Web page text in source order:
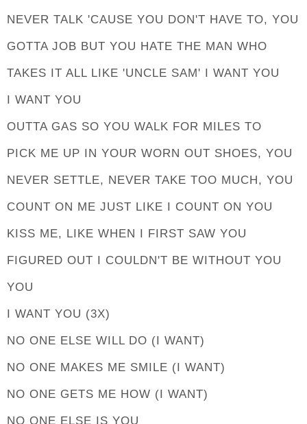
NEVER TALK 'CAUSE YOU DON'T HAVE TO, YOU
GOTTA JOB BUT YOU HATE THE MAN WHO
TAKES IT ALL LIKE 'UNCLE SAM' I WANT YOU
I WANT YOU
OUTTA GAS SO YOU WALK FOR MILES TO
PICK ME UP IN YOUR WORN OUT SHOES, YOU
NEVER SETTLE, NEVER TAKE TOO MUCH, YOU
COUNT ON ME JUST LIKE I COUNT ON YOU
KISS ME, LIKE WHEN I FIRST SAW YOU
FIGURED OUT I COULDN'T BE WITHOUT YOU
YOU
I WANT YOU (3X)
NO ONE ELSE WILL DO (I WANT)
NO ONE MAKES ME SMILE (I WANT)
NO ONE GETS ME HOW (I WANT)
NO ONE ELSE IS YOU